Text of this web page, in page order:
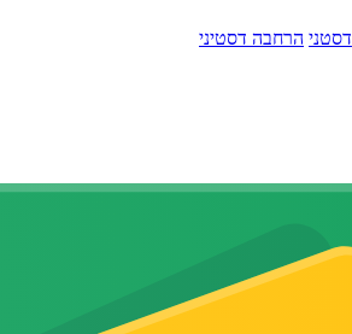
דסטני הרחבה דסטיני